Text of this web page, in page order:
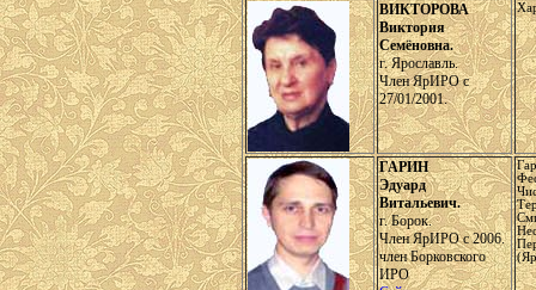
ВИКТОРОВА
Виктория
Семёновна.
г. Ярославль.
Член ЯрИРО с
27/01/2001.
ГАРИН
Эдуард
Витальевич.
г. Борок.
Член ЯрИРО с 2006.
член Борковского
ИРО